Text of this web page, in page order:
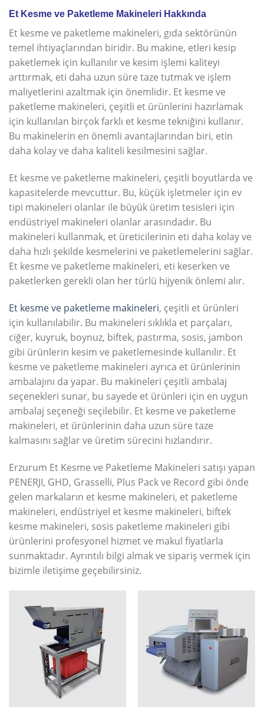
Et Kesme ve Paketleme Makineleri Hakkında
Et kesme ve paketleme makineleri, gıda sektörünün
temel ihtiyaçlarından biridir. Bu makine, etleri kesip
paketlemek için kullanılır ve kesim işlemi kaliteyi
arttırmak, eti daha uzun süre taze tutmak ve işlem
maliyetlerini azaltmak için önemlidir. Et kesme ve
paketleme makineleri, çeşitli et ürünlerini hazırlamak
için kullanılan birçok farklı et kesme tekniğini kullanır.
Bu makinelerin en önemli avantajlarından biri, etin
daha kolay ve daha kaliteli kesilmesini sağlar.
Et kesme ve paketleme makineleri, çeşitli boyutlarda ve
kapasitelerde mevcuttur. Bu, küçük işletmeler için ev
tipi makineleri olanlar ile büyük üretim tesisleri için
endüstriyel makineleri olanlar arasındadır. Bu
makineleri kullanmak, et üreticilerinin eti daha kolay ve
daha hızlı şekilde kesmelerini ve paketlemelerini sağlar.
Et kesme ve paketleme makineleri, eti keserken ve
paketlerken gerekli olan her türlü hijyenik önlemi alır.
Et kesme ve paketleme makineleri, çeşitli et ürünleri
için kullanılabilir. Bu makineleri sıklıkla et parçaları,
ciğer, kuyruk, boynuz, biftek, pastırma, sosis, jambon
gibi ürünlerin kesim ve paketlemesinde kullanılır. Et
kesme ve paketleme makineleri ayrıca et ürünlerinin
ambalajını da yapar. Bu makineleri çeşitli ambalaj
seçenekleri sunar, bu sayede et ürünleri için en uygun
ambalaj seçeneği seçilebilir. Et kesme ve paketleme
makineleri, et ürünlerinin daha uzun süre taze
kalmasını sağlar ve üretim sürecini hızlandırır.
Erzurum Et Kesme ve Paketleme Makineleri satışı yapan
PENERJI, GHD, Grasselli, Plus Pack ve Record gibi önde
gelen markaların et kesme makineleri, et paketleme
makineleri, endüstriyel et kesme makineleri, biftek
kesme makineleri, sosis paketleme makineleri gibi
ürünlerini profesyonel hizmet ve makul fiyatlarla
sunmaktadır. Ayrıntılı bilgi almak ve sipariş vermek için
bizimle iletişime geçebilirsiniz.